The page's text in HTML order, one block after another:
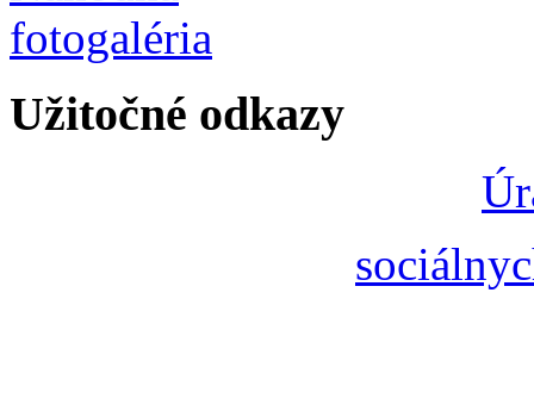
Užitočné odkazy